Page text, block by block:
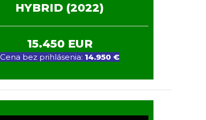
HYBRID (2022)
15.450 EUR
Cena bez prihlásenia: 14.950 €